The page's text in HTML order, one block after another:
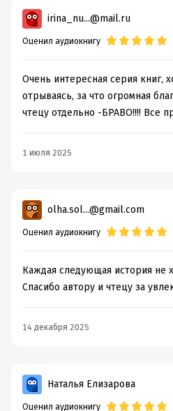
irina_nu...@mail.ru
Оценил аудиокнигу
Очень интересная серия книг,
отрываясь, за что огромная
чтецу отдельно -БРАВО!!!! Все
1 июля 2025
olha.sol...@gmail.com
Оценил аудиокнигу
Каждая следующая история не
Спасибо автору и чтецу за
14 декабря 2025
Наталья Елизарова
Оценил аудиокнигу